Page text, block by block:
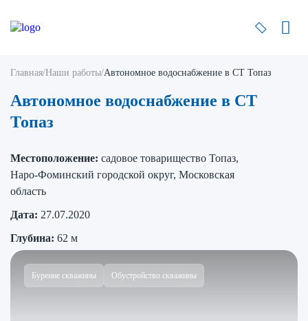
Главная/Наши работы/Автономное водоснабжение в СТ Топаз
Автономное водоснабжение в СТ
Топаз
Местоположение: садовое товарищество Топаз,
Наро-Фоминский городской округ, Московская
область
Дата: 27.07.2020
Глубина: 62 м
Бурение скважины Обустройство скважины